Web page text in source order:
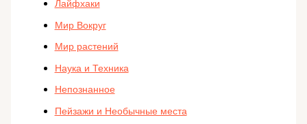
Лайфхаки
Мир Вокруг
Мир растений
Наука и Техника
Непознанное
Пейзажи и Необычные места